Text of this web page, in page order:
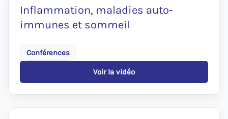
sa
santé
:
patient
Inflammation, maladies auto-
immunes et sommeil
Conférences
Voir la vidéo
:
Inflammation,
maladies